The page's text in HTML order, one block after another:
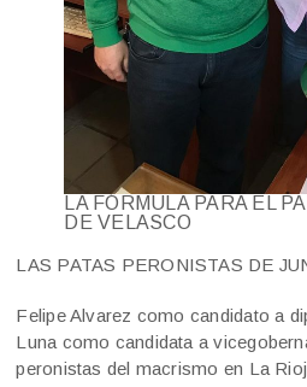
LA FÓRMULA PARA EL
DE VELASCO
LAS PATAS PERONISTAS DE
Felipe Alvarez como candidato a
Luna como candidata a
peronistas del macrismo en La